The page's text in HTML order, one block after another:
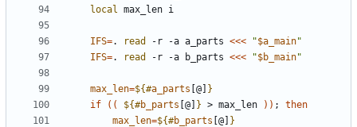
local
IFS=. read -r -a a_parts <<< "$a_main"
IFS=. read -r -a b_parts <<< "$b_main"
max_len=${#a_parts [@] }
if
(( ${#b_parts [@] } > max_len )) ;
then
max_len=${#b_parts [@] }